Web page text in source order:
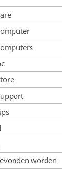
worden